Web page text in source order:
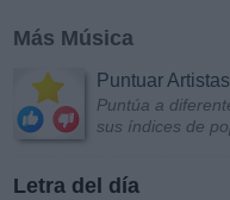
Más Música
Puntuar Artistas
Puntúa a
sus índices de
Letra del día